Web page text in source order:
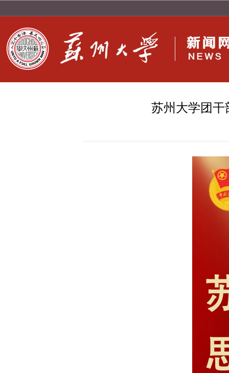
苏州大学团